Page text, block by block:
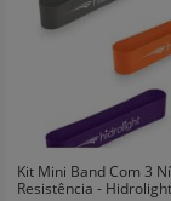
Kit Mini Band Com 3
Resistência - Hidrolight